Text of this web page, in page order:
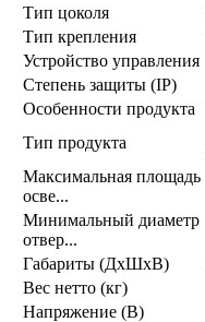
Тип цоколя
Тип крепления
Устройство управления
Степень защиты (IP)
Особенности продукта
Тип продукта
Максимальная площадь
осве...
Минимальный диаметр
отвер...
Габариты (ДхШхВ)
Вес нетто (кг)
Напряжение (В)